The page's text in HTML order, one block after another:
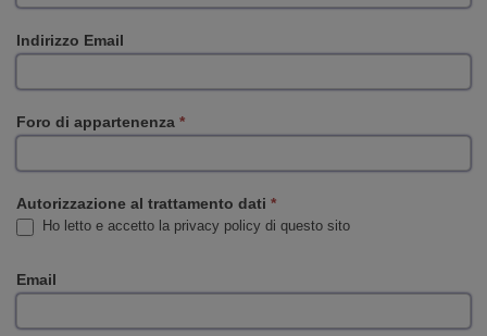
Indirizzo Email
Foro di appartenenza *
Autorizzazione al trattamento dati *
Ho letto e accetto la privacy policy di questo sito
Email